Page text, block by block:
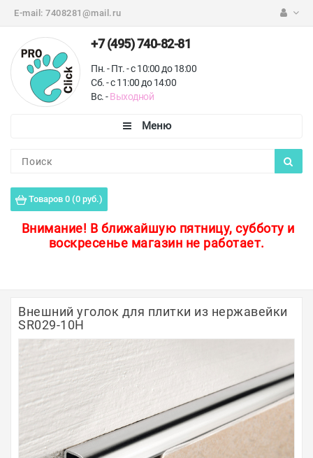
E-mail: 7408281@mail.ru
+7 (495) 740-82-81
Пн. - Пт. - с 10:00 до 18:00
Сб. - с 11:00 до 14:00
Вс. -Выходной
Товаров 0 (0 руб.)
Внимание! В ближайшую пятницу, субботу и
воскресенье магазин не работает.
Пороги для пола
Защитные уголки
Полосы из металла
Плинтуса
Профили для стекла и SPC
Обводы для труб
Алюминиевые профили
Внешний уголок для плитки из нержавейки
SR029-10H